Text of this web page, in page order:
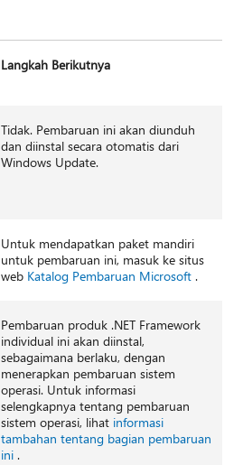
Langkah Berikutnya
Tidak. Pembaruan ini akan diunduh
dan diinstal secara otomatis dari
Windows Update.
Untuk mendapatkan paket mandiri
untuk pembaruan ini, masuk ke situs
web Katalog Pembaruan Microsoft .
Pembaruan produk .NET Framework
individual ini akan diinstal,
sebagaimana berlaku, dengan
menerapkan pembaruan sistem
operasi. Untuk informasi
selengkapnya tentang pembaruan
sistem operasi, lihat informasi
tambahan tentang bagian pembaruan
ini .